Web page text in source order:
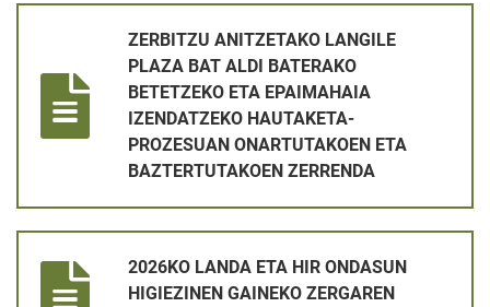
ZERBITZU ANITZETAKO LANGILE
PLAZA BAT ALDI BATERAKO
BETETZEKO ETA EPAIMAHAIA
IZENDATZEKO HAUTAKETA-
PROZESUAN ONARTUTAKOEN ETA
BAZTERTUTAKOEN ZERRENDA
2026KO LANDA ETA HIR ONDASUN
HIGIEZINEN GAINEKO ZERGAREN